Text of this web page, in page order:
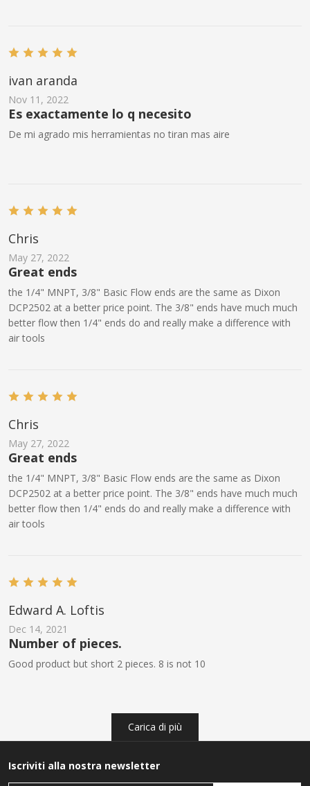
ivan aranda
Nov 11, 2022
Es exactamente lo q necesito
De mi agrado mis herramientas no tiran mas aire
Chris
May 27, 2022
Great ends
the 1/4" MNPT, 3/8" Basic Flow ends are the same as Dixon
DCP2502 at a better price point. The 3/8" ends have much much
better flow then 1/4" ends do and really make a difference with
air tools
Chris
May 27, 2022
Great ends
the 1/4" MNPT, 3/8" Basic Flow ends are the same as Dixon
DCP2502 at a better price point. The 3/8" ends have much much
better flow then 1/4" ends do and really make a difference with
air tools
Edward A. Loftis
Dec 14, 2021
Number of pieces.
Good product but short 2 pieces. 8 is not 10
Carica di più
Iscriviti alla nostra newsletter